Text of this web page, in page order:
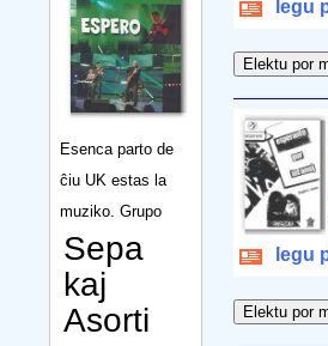
Esenca parto de
ĉiu UK estas la
muziko. Grupo
Sepa
kaj
Asorti
legu
legu